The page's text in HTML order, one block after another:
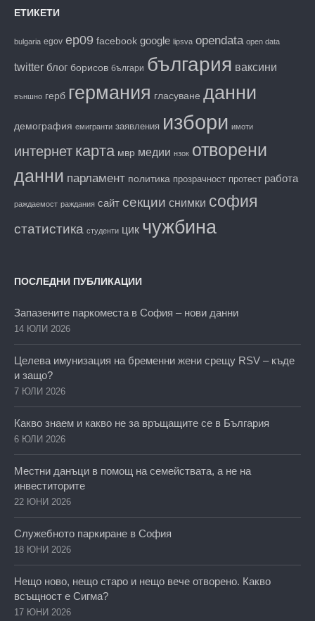
ЕТИКЕТИ
bulgaria egov ep09 facebook google lipsva opendata open data
twitter блог борисов българи българия ваксини
външно герб германия гласуване данни
демография емигранти заявления избори имоти
интернет карта мвр медии нзок отворени
данни парламент политика прозрачност протест работа
раждаемост раждания сайт секции снимки софия
статистика студенти цик чужбина
ПОСЛЕДНИ ПУБЛИКАЦИИ
Запазените паркоместа в София – нови данни
14 ЮЛИ 2026
Целева имунизация на бременни жени срещу RSV – къде
и защо?
7 ЮЛИ 2026
Какво знаем и какво не за връщащите се в България
6 ЮЛИ 2026
Местни данъци в помощ на семействата, а не на
инвеститорите
22 ЮНИ 2026
Служебното паркиране в София
18 ЮНИ 2026
Нещо ново, нещо старо и нещо вече отворено. Какво
всъщност е Сигма?
17 ЮНИ 2026